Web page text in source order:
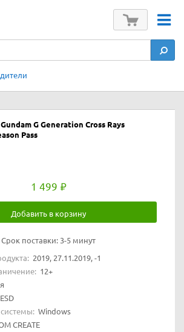
G Generation Cross Rays
Pass
1 499
Добавить в корзину
Срок поставки: 3-5 минут
2019, 27.11.2019, -1
12+
ESD
Windows
CREATE